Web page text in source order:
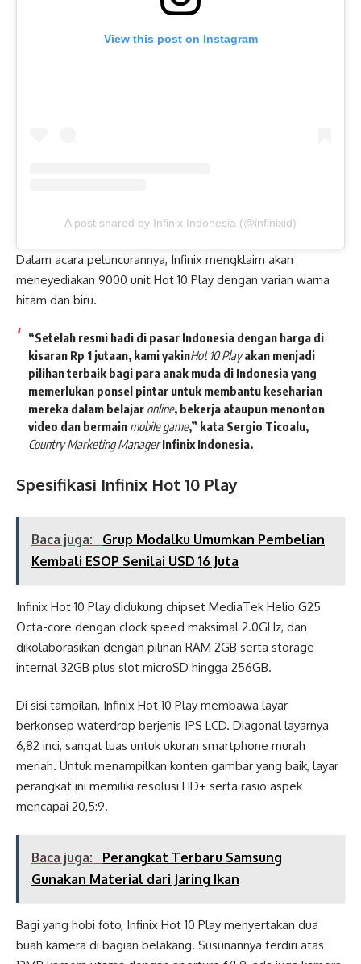
View this post on Instagram
A post shared by Infinix Indonesia (@infinixid)
Dalam acara peluncurannya, Infinix mengklaim akan
meneyediakan 9000 unit Hot 10 Play dengan varian warna
hitam dan biru.
“Setelah resmi hadi di pasar Indonesia dengan harga di
kisaran Rp 1 jutaan, kami yakinHot 10 Playakan menjadi
pilihan terbaik bagi para anak muda di Indonesia yang
memerlukan ponsel pintar untuk membantu keseharian
mereka dalam belajar online, bekerja ataupun menonton
video dan bermain mobile game,” kata Sergio Ticoalu,
Country Marketing ManagerInfinix Indonesia.
Spesifikasi Infinix Hot 10 Play
Baca juga:
Grup Modalku Umumkan Pembelian
Kembali ESOP Senilai USD 16 Juta
Infinix Hot 10 Play didukung chipset MediaTek Helio G25
Octa-core dengan clock speed maksimal 2.0GHz, dan
dikolaborasikan dengan pilihan RAM 2GB serta storage
internal 32GB plus slot microSD hingga 256GB.
Di sisi tampilan, Infinix Hot 10 Play membawa layar
berkonsep waterdrop berjenis IPS LCD. Diagonal layarnya
6,82 inci, sangat luas untuk ukuran smartphone murah
meriah. Untuk menampilkan konten gambar yang baik, layar
perangkat ini memiliki resolusi HD+ serta rasio aspek
mencapai 20,5:9.
Baca juga:
Perangkat Terbaru Samsung
Gunakan Material dari Jaring Ikan
Bagi yang hobi foto, Infinix Hot 10 Play menyertakan dua
buah kamera di bagian belakang. Susunannya terdiri atas